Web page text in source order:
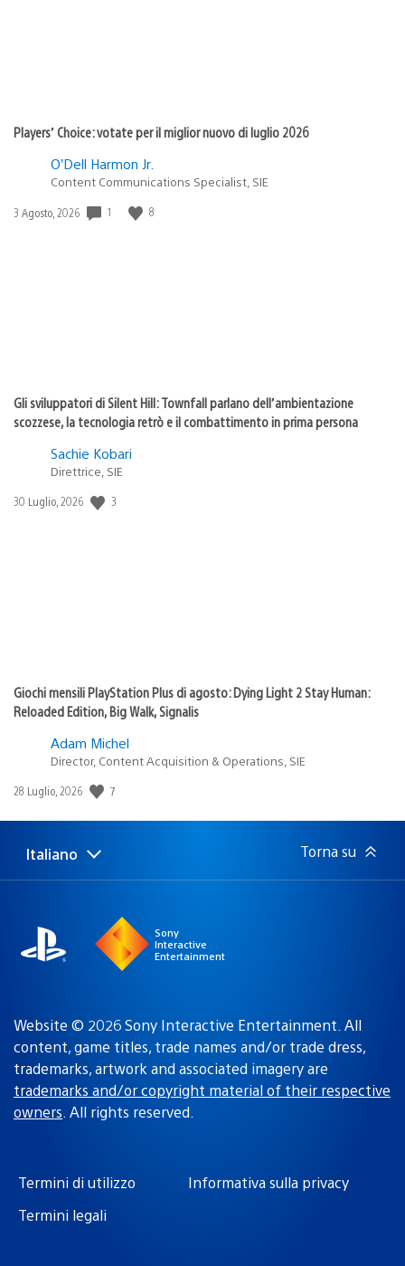
Players’ Choice: votate per il miglior nuovo di luglio 2026
O’Dell Harmon Jr.
Content Communications Specialist, SIE
Data
3 Agosto, 2026 1 8
Gli sviluppatori di Silent Hill: Townfall parlano dell’ambientazione
scozzese, la tecnologia retrò e il combattimento in prima persona
Sachie Kobari
Direttrice, SIE
Data
30 Luglio, 2026 3
Giochi mensili PlayStation Plus di agosto: Dying Light 2 Stay Human:
Reloaded Edition, Big Walk, Signalis
Adam Michel
Director, Content Acquisition & Operations, SIE
Data
pubblicazione:
28 Luglio, 2026 7
Seleziona
una
Regione
attuale:
Italiano Torna su
Sony
Interactive
Entertainment
Website © 2026 Sony Interactive Entertainment. All
content, game titles, trade names and/or trade dress,
trademarks, artwork and associated imagery are
trademarks and/or copyright material of their respective
owners. All rights reserved.
Termini di utilizzo
Informativa sulla privacy
Termini legali